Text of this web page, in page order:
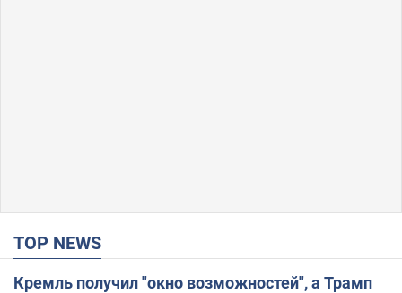
TOP NEWS
Кремль получил "окно возможностей", а Трамп